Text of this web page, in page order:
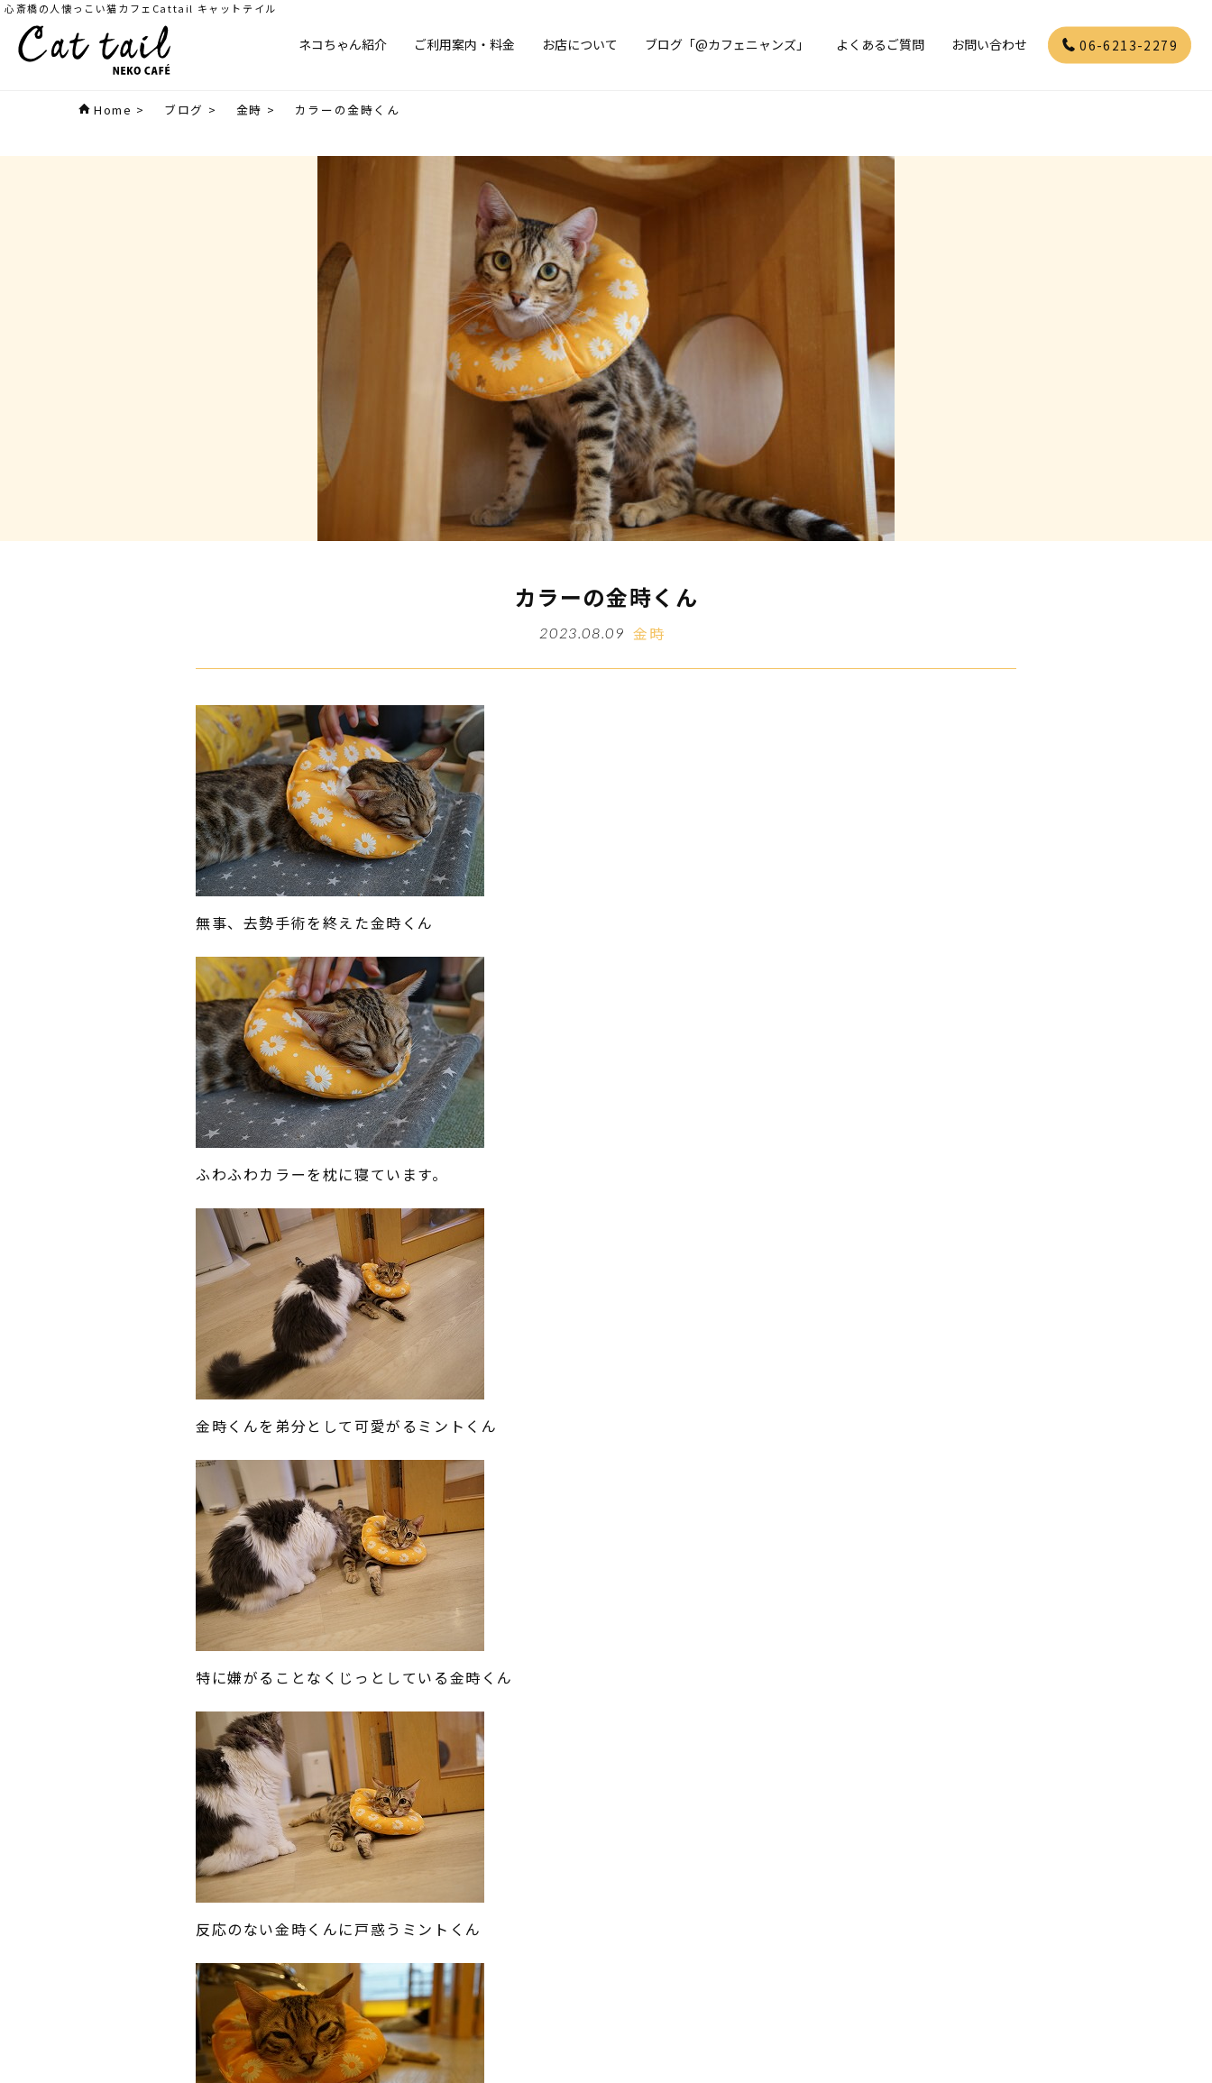
心斎橋の人懐っこい猫カフェCattail キャットテイル
ネコちゃん紹介 ご利用案内・料金 お店について ブログ「@カフェニャンズ」 よくあるご質問 お問い合わせ 06-6213-2279
Home > ブログ > 金時 > カラーの金時くん
カラーの金時くん
2023.08.09 金時
無事、去勢手術を終えた金時くん
ふわふわカラーを枕に寝ています。
金時くんを弟分として可愛がるミントくん
特に嫌がることなくじっとしている金時くん
反応のない金時くんに戸惑うミントくん